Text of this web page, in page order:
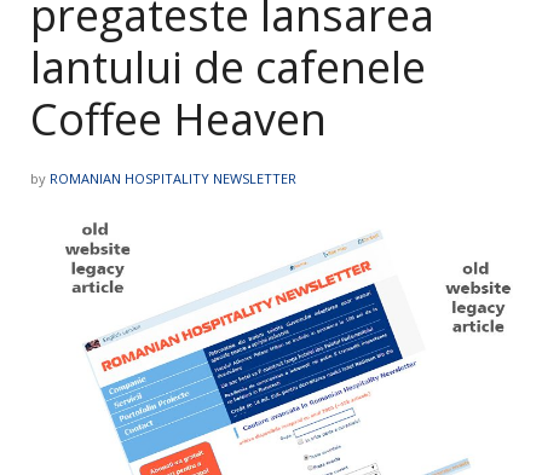
pregateste lansarea
lantului de cafenele
Coffee Heaven
by ROMANIAN HOSPITALITY NEWSLETTER